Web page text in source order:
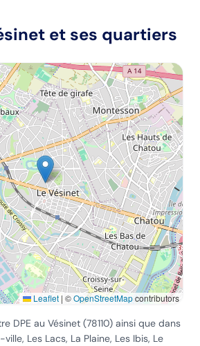
et ses quartiers
Leaflet | ©OpenStreetMapcontributors
DPE au Vésinet (78110) ainsi que dans
Les Lacs, La Plaine, Les Ibis, Le